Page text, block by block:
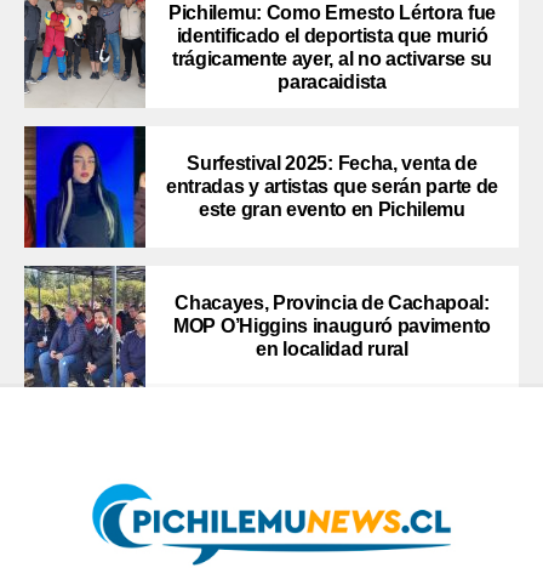
Pichilemu: Como Ernesto Lértora fue
identificado el deportista que murió
trágicamente ayer, al no activarse su
paracaidista
Surfestival 2025: Fecha, venta de
entradas y artistas que serán parte de
este gran evento en Pichilemu
Chacayes, Provincia de Cachapoal:
MOP O’Higgins inauguró pavimento
en localidad rural